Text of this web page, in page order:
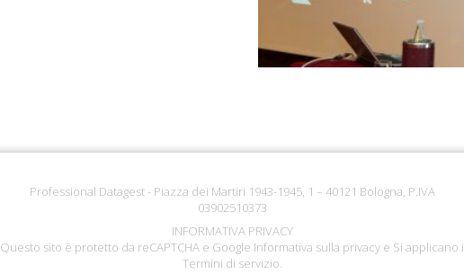
Professional Datagest - Piazza dei Martiri 1943-1945, 1 – 40121 Bologna, P.IVA
03902510373
INFORMATIVA PRIVACY
Questo sito è protetto da reCAPTCHA e Google Informativa sulla privacy e Si applicano i
Termini di servizio.